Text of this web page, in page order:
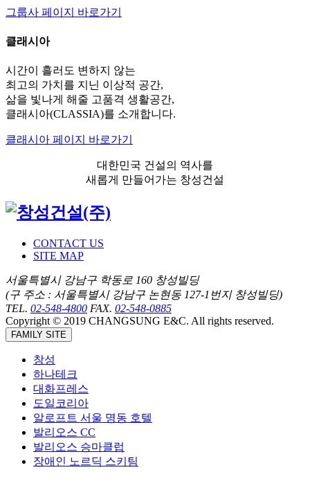
그룹사 페이지 바로가기
클래시아
시간이 흘러도 변하지 않는
최고의 가치를 지닌 이상적 공간,
삶을 빛나게 해줄 고품격 생활공간,
클래시아(CLASSIA)를 소개합니다.
클래시아 페이지 바로가기
대한민국 건설의 역사를
새롭게 만들어가는 창성건설
CONTACT US
SITE MAP
서울특별시 강남구 학동로 160 창성빌딩
(구 주소 : 서울특별시 강남구 논현동 127-1번지 창성빌딩)
TEL. 02-548-4800 FAX. 02-548-0885
Copyright © 2019 CHANGSUNG E&C. All rights reserved.
FAMILY SITE
창성
하나테크
대화프레스
도일코리아
알로프트 서울 명동 호텔
발리오스 CC
발리오스 승마클럽
장애인 노르딕 스키팀